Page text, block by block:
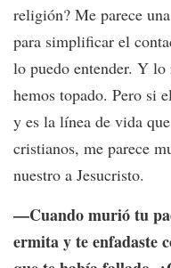
religión? Me parece
para simplificar el
lo puedo entender. Y
hemos topado. Pero si
y es la línea de vida
cristianos, me parece
nuestro a Jesucristo.
—Cuando murió tu
ermita y te enfadaste